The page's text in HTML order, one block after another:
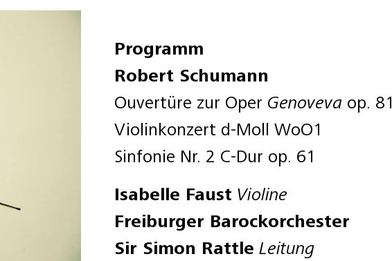
Programm
Robert Schumann
Ouvertüre zur Oper Genoveva op. 81
Violinkonzert d-Moll WoO1
Sinfonie Nr. 2 C-Dur op. 61
Isabelle Faust Violine
Freiburger Barockorchester
Sir Simon Rattle Leitung